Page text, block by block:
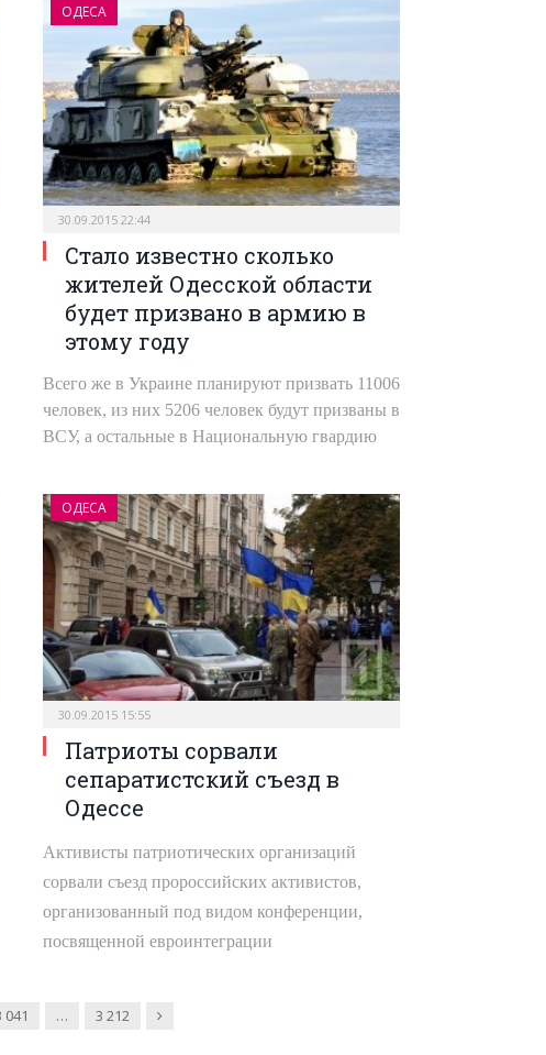
ОДЕСА
30.09.2015 22:44
Стало известно сколько
жителей Одесской области
будет призвано в армию в
этому году
Всего же в Украине планируют призвать 11006
человек, из них 5206 человек будут призваны в
ВСУ, а остальные в Национальную гвардию
ОДЕСА
30.09.2015 15:55
Патриоты сорвали
сепаратистский съезд в
Одессе
Активисты патриотических организаций
сорвали съезд пророссийских активистов,
организованный под видом конференции,
посвященной евроинтеграции
041 … 3 212 Наступна